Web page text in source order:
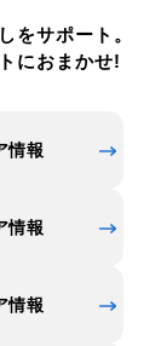
共存を軸と
摩美術大学
をサポート。
におまかせ!
情報
情報
情報